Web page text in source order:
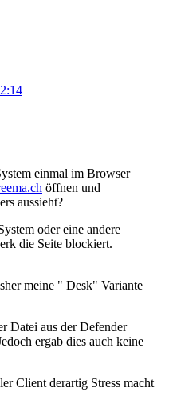
einmal im Browser
öffnen und
aussieht?
oder eine andere
die Seite blockiert.
meine " Desk" Variante
Datei aus der Defender
ergab dies auch keine
Client derartig Stress macht